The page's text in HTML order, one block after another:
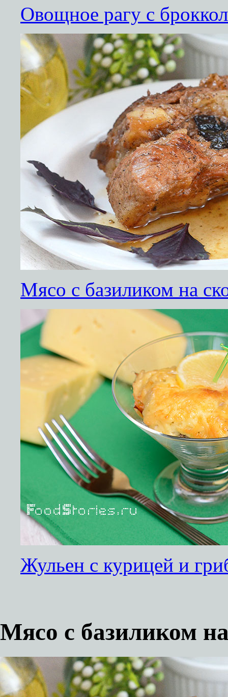
Овощное рагу с
Мясо с базиликом на
Жульен с курицей и
Мясо с базиликом